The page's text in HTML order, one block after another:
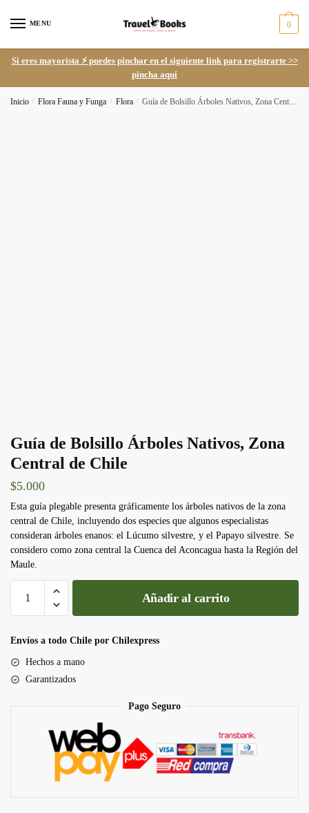
MENU 0
Si eres mayorista ⚡ puedes pinchar en el siguiente link para registrarte >>
pincha aquí
Inicio / Flora Fauna y Funga / Flora / Guía de Bolsillo Árboles Nativos, Zona Central de Chile
Guía de Bolsillo Árboles Nativos, Zona
Central de Chile
$5.000
Esta guía plegable presenta gráficamente los árboles nativos de la zona
central de Chile, incluyendo dos especies que algunos especialistas
consideran árboles enanos: el Lúcumo silvestre, y el Papayo silvestre. Se
considero como zona central la Cuenca del Aconcagua hasta la Región del
Maule.
Árboles
Zona
Central
Añadir al carrito
Envíos a todo Chile por Chilexpress
Hechos a mano
Garantizados
Pago Seguro